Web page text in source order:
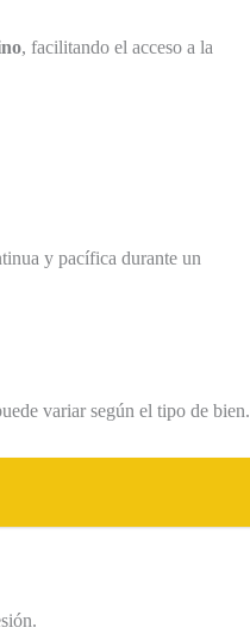
, facilitando el acceso a la
y pacífica durante un
variar según el tipo de bien.